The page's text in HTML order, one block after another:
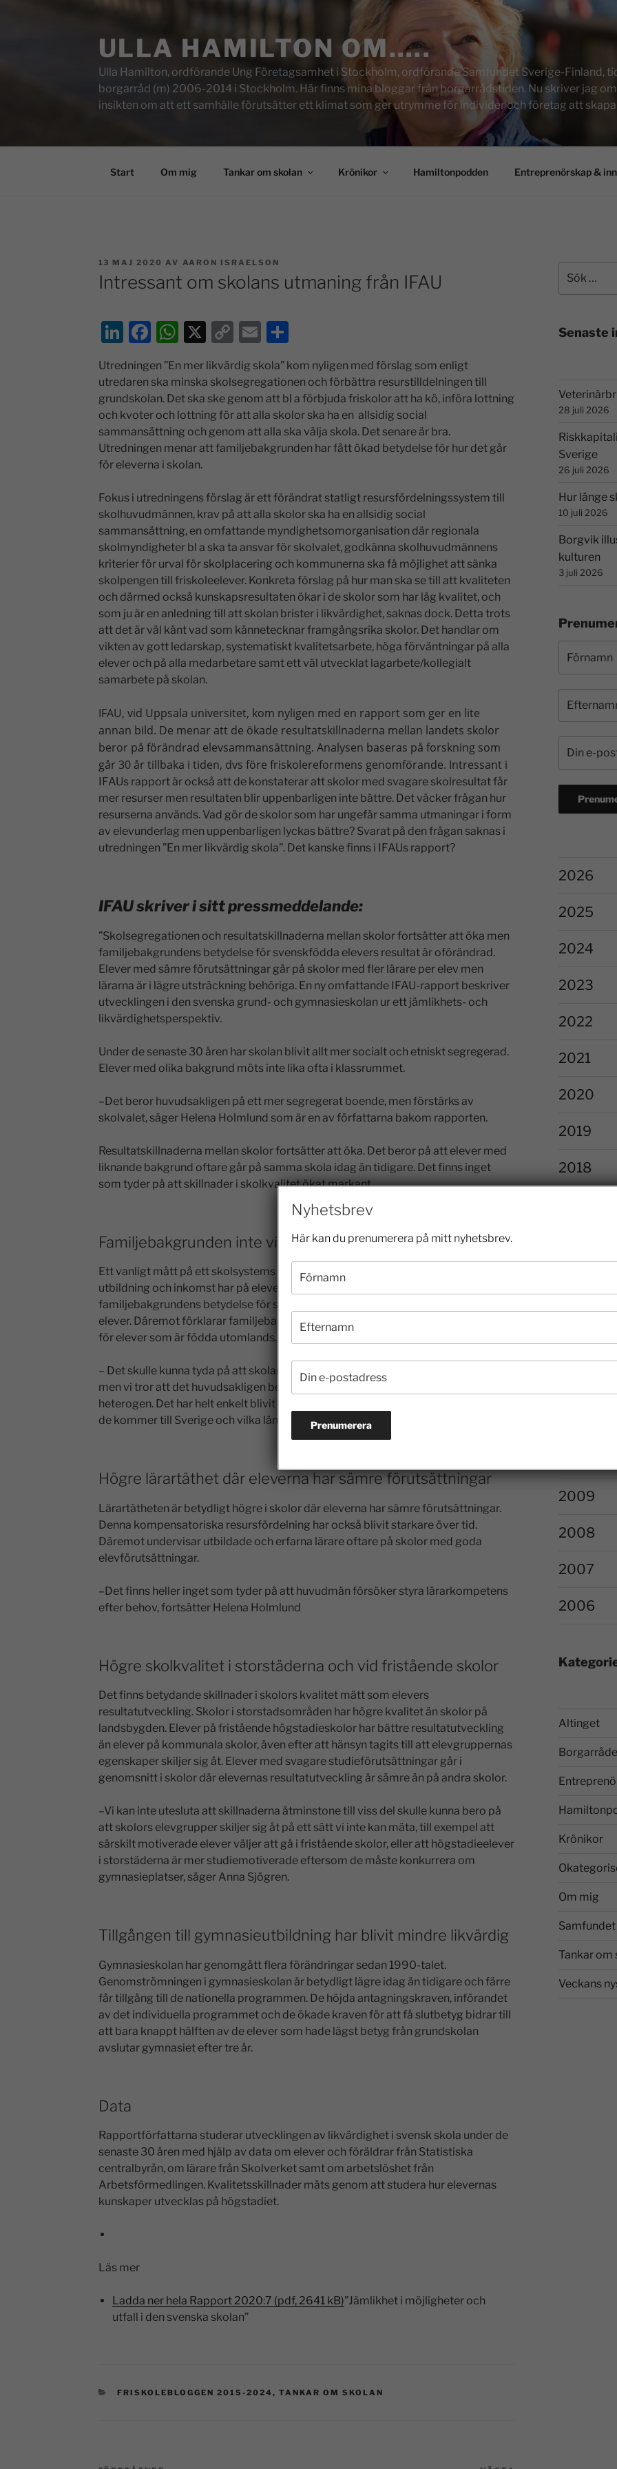
ULLA HAMILTON OM…..
Ulla Hamilton, ordförande Ung Företagsamhet i Stockholm, ordförande Samfundet Sverige-Finland,
borgarråd (m) 2006-2014 i Stockholm. Här finns mina bloggar från borgarrådstiden. Nu skriver jag
insikten om att ett samhälle förutsätter ett klimat som ger utrymme för individer och företag att
Start Om mig Tankar om skolan Krönikor Hamiltonpodden Entreprenörskap &
13 MAJ 2020 AV AARON ISRAELSON
Intressant om skolans utmaning från IFAU
Li
n
k
e
dI
n
F
c
e
b
o
o
k
W
at
s
A
p
p
X
C
o
p
y
Li
n
E
m
ai
l
D
el
a
Utredningen ”En mer likvärdig skola” kom nyligen med förslag som enligt
utredaren ska minska skolsegregationen och förbättra resurstilldelningen till
grundskolan. Det ska ske genom att bl a förbjuda friskolor att ha kö, införa lottning
och kvoter och lottning för att alla skolor ska ha en allsidig social
sammansättning och genom att alla ska välja skola. Det senare är bra.
Utredningen menar att familjebakgrunden har fått ökad betydelse för hur det går
för eleverna i skolan.
Fokus i utredningens förslag är ett förändrat statligt resursfördelningssystem till
skolhuvudmännen, krav på att alla skolor ska ha en allsidig social
sammansättning, en omfattande myndighetsomorganisation där regionala
skolmyndigheter bl a ska ta ansvar för skolvalet, godkänna skolhuvudmännens
kriterier för urval för skolplacering och kommunerna ska få möjlighet att sänka
skolpengen till friskoleelever. Konkreta förslag på hur man ska se till att kvaliteten
och därmed också kunskapsresultaten ökar i de skolor som har låg kvalitet, och
som ju är en anledning till att skolan brister i likvärdighet, saknas dock. Detta trots
att det är väl känt vad som kännetecknar framgångsrika skolor. Det handlar om
vikten av gott ledarskap, systematiskt kvalitetsarbete, höga förväntningar på alla
elever och på alla medarbetare samt ett väl utvecklat lagarbete/kollegialt
samarbete på skolan.
IFAU, vid Uppsala universitet, kom nyligen med en rapport som ger en lite
annan bild. De menar att de ökade resultatskillnaderna mellan landets skolor
beror på förändrad elevsammansättning. Analysen baseras på forskning som
går 30 år tillbaka i tiden, dvs före friskolereformens genomförande. Intressant i
IFAUs rapport är också att de konstaterar att skolor med svagare skolresultat får
mer resurser men resultaten blir uppenbarligen inte bättre. Det väcker frågan hur
resurserna används. Vad gör de skolor som har ungefär samma utmaningar i form
av elevunderlag men uppenbarligen lyckas bättre? Svarat på den frågan saknas i
utredningen ”En mer likvärdig skola”. Det kanske finns i IFAUs rapport?
IFAU skriver i sitt pressmeddelande:
”Skolsegregationen och resultatskillnaderna mellan skolor fortsätter att öka men
familjebakgrundens betydelse för svenskfödda elevers resultat är oförändrad.
Elever med sämre förutsättningar går på skolor med fler lärare per elev men
lärarna är i lägre utsträckning behöriga. En ny omfattande IFAU-rapport beskriver
utvecklingen i den svenska grund- och gymnasieskolan ur ett jämlikhets- och
likvärdighetsperspektiv.
Under de senaste 30 åren har skolan blivit allt mer socialt och etniskt segregerad.
Elever med olika bakgrund möts inte lika ofta i klassrummet.
–Det beror huvudsakligen på ett mer segregerat boende, men förstärks av
skolvalet, säger Helena Holmlund som är en av författarna bakom rapporten.
Resultatskillnaderna mellan skolor fortsätter att öka. Det beror på att elever med
liknande bakgrund oftare går på samma skola idag än tidigare. Det finns inget
som tyder på att skillnader i skolkvalitet ökat markant.
Familjebakgrunden inte viktigare
Ett vanligt mått på ett skolsystems likvärdighet är vilken inverkan föräldrarnas
utbildning och inkomst har på elevernas resultat. Rapportförfattarna ser att
familjebakgrundens betydelse för skolresultaten inte förändrats för svenskfödda
elever. Däremot förklarar familjebakgrund mer av skolresultaten idag än tidigare
för elever som är födda utomlands.
– Det skulle kunna tyda på att skolan blivit sämre på att hantera de här eleverna,
men vi tror att det huvudsakligen beror på att gruppen utrikes födda har blivit mer
heterogen. Det har helt enkelt blivit större skillnader på hur gamla eleverna är när
de kommer till Sverige och vilka länder de kommer ifrån, säger Björn Öckert.
Högre lärartäthet där eleverna har sämre förutsättningar
Lärartätheten är betydligt högre i skolor där eleverna har sämre förutsättningar.
Denna kompensatoriska resursfördelning har också blivit starkare över tid.
Däremot undervisar utbildade och erfarna lärare oftare på skolor med goda
elevförutsättningar.
–Det finns heller inget som tyder på att huvudmän försöker styra lärarkompetens
efter behov, fortsätter Helena Holmlund
Högre skolkvalitet i storstäderna och vid fristående skolor
Det finns betydande skillnader i skolors kvalitet mätt som elevers
resultatutveckling. Skolor i storstadsområden har högre kvalitet än skolor på
landsbygden. Elever på fristående högstadieskolor har bättre resultatutveckling
än elever på kommunala skolor, även efter att hänsyn tagits till att elevgruppernas
egenskaper skiljer sig åt. Elever med svagare studieförutsättningar går i
genomsnitt i skolor där elevernas resultatutveckling är sämre än på andra skolor.
–Vi kan inte utesluta att skillnaderna åtminstone till viss del skulle kunna bero på
att skolors elevgrupper skiljer sig åt på ett sätt vi inte kan mäta, till exempel att
särskilt motiverade elever väljer att gå i fristående skolor, eller att högstadieelever
i storstäderna är mer studiemotiverade eftersom de måste konkurrera om
gymnasieplatser, säger Anna Sjögren.
Tillgången till gymnasieutbildning har blivit mindre likvärdig
Gymnasieskolan har genomgått flera förändringar sedan 1990-talet.
Genomströmningen i gymnasieskolan är betydligt lägre idag än tidigare och färre
får tillgång till de nationella programmen. De höjda antagningskraven, införandet
av det individuella programmet och de ökade kraven för att få slutbetyg bidrar till
att bara knappt hälften av de elever som hade lägst betyg från grundskolan
avslutar gymnasiet efter tre år.
Data
Rapportförfattarna studerar utvecklingen av likvärdighet i svensk skola under de
senaste 30 åren med hjälp av data om elever och föräldrar från Statistiska
centralbyrån, om lärare från Skolverket samt om arbetslöshet från
Arbetsförmedlingen. Kvalitetsskillnader mäts genom att studera hur elevernas
kunskaper utvecklas på högstadiet.
Läs mer
Ladda ner hela Rapport 2020:7 (pdf, 2641 kB)”Jämlikhet i möjligheter och
utfall i den svenska skolan”
FRISKOLEBLOGGEN 2015-2024, TANKAR OM SKOLAN
Senaste
28 juli 2026
Sverige
26 juli 2026
Hur länge
10 juli 2026
Borgvik
kulturen
3 juli 2026
2026
2025
2024
2023
2022
2021
2020
2019
2018
2014
2009
2008
2007
2006
Altinget
Krönikor
Om mig
Tankar om
Veckans
Nyhetsbrev
Här kan du prenumerera på mitt nyhetsbrev.